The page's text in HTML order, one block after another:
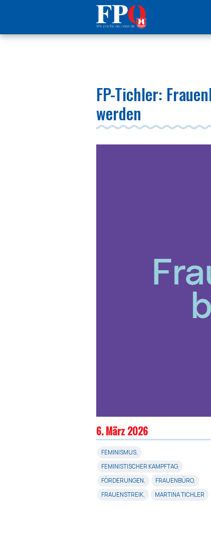
FP-Tichler:
werden
6. März 2026
FEMINISMUS,
FEMINISTISCHER KAMPFTAG,
FÖRDERUNGEN, FRAUENBÜRO,
FRAUENSTREIK, MARTINA TICHLER